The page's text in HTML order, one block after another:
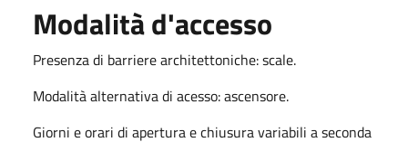
Modalità d'accesso
Presenza di barriere architettoniche: scale.
Modalità alternativa di acesso: ascensore.
Giorni e orari di apertura e chiusura variabili a seconda